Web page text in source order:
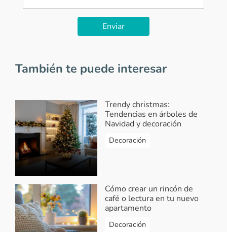
Enviar
También te puede interesar
Trendy christmas:
Tendencias en árboles de
Navidad y decoración
Decoración
Cómo crear un rincón de
café o lectura en tu nuevo
apartamento
Decoración